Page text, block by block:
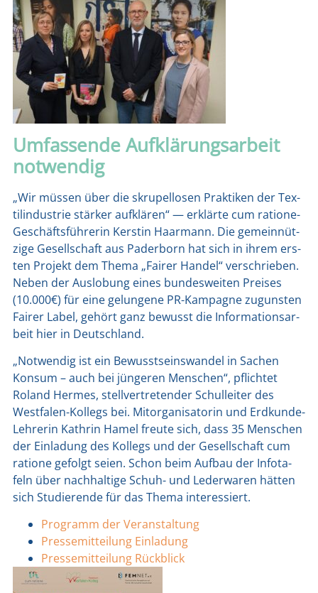
Umfassende Aufklärungsarbeit
notwendig
„Wir müs­sen über die skru­pel­lo­sen Prak­ti­ken der Tex­
til­in­dus­trie stär­ker auf­klä­ren“ — erklär­te cum ratio­ne-
Geschäfts­füh­re­rin Kers­tin Haar­mann. Die gemein­nüt­
zi­ge Gesell­schaft aus Pader­born hat sich in ihrem ers­
ten Pro­jekt dem The­ma „Fai­rer Han­del“ ver­schrie­ben.
Neben der Aus­lo­bung eines bun­des­wei­ten Prei­ses
(10.000€) für eine gelun­ge­ne PR-Kam­pa­gne zuguns­ten
Fai­rer Label, gehört ganz bewusst die Infor­ma­ti­ons­ar­
beit hier in Deutsch­land.
„Not­wen­dig ist ein Bewusst­seins­wan­del in Sachen
Kon­sum – auch bei jün­ge­ren Men­schen“, pflich­tet
Roland Her­mes, stell­ver­tre­ten­der Schul­lei­ter des
West­fa­len-Kol­legs bei. Mit­or­ga­ni­sa­to­rin und Erd­kun­de-
Leh­re­rin Kath­rin Hamel freu­te sich, dass 35 Men­schen
der Ein­la­dung des Kol­legs und der Gesell­schaft cum
ratio­ne gefolgt sei­en. Schon beim Auf­bau der Info­ta­
feln über nach­hal­ti­ge Schuh- und Leder­wa­ren hät­ten
sich Stu­die­ren­de für das The­ma inter­es­siert.
Pro­gramm der Ver­an­stal­tung
Pres­se­mit­tei­lung Ein­la­dung
Pres­se­mit­tei­lung Rück­blick